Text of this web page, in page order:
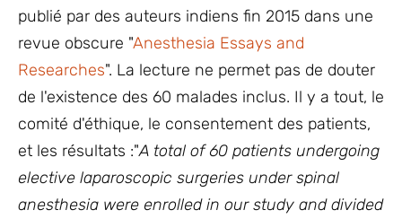
publié par des auteurs indiens fin 2015 dans une
revue obscure "Anesthesia Essays and
Researches". La lecture ne permet pas de douter
de l'existence des 60 malades inclus. Il y a tout, le
comité d'éthique, le consentement des patients,
et les résultats :"A total of 60 patients undergoing
elective laparoscopic surgeries under spinal
anesthesia were enrolled in our study and divided